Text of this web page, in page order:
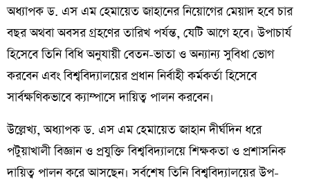
অধ্যাপক ড. এস এম হেমায়েত জাহানের নিয়োগের মেয়াদ হবে চার
বছর অথবা অবসর গ্রহণের তারিখ পর্যন্ত, যেটি আগে হবে। উপাচার্য
হিসেবে তিনি বিধি অনুযায়ী বেতন-ভাতা ও অন্যান্য সুবিধা ভোগ
করবেন এবং বিশ্ববিদ্যালয়ের প্রধান নির্বাহী কর্মকর্তা হিসেবে
সার্বক্ষণিকভাবে ক্যাম্পাসে দায়িত্ব পালন করবেন।
উল্লেখ্য, অধ্যাপক ড. এস এম হেমায়েত জাহান দীর্ঘদিন ধরে
পটুয়াখালী বিজ্ঞান ও প্রযুক্তি বিশ্ববিদ্যালয়ে শিক্ষকতা ও প্রশাসনিক
দায়িত্ব পালন করে আসছেন। সর্বশেষ তিনি বিশ্ববিদ্যালয়ের উপ-